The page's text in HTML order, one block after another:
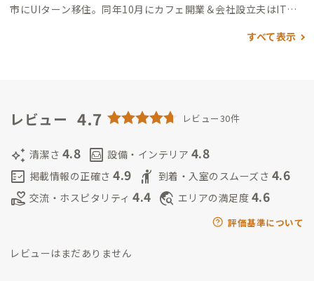
市にUIターン移住。 同年10月にカフェ開業＆会社設立夫はITを
分散型ホテルを目指し、空き家開拓
すべて表示
レビュー 4.7 レビュー30件
auto_awesome 清潔さ 4.8 living 設備・インテリア 4.8
fact_check 掲載情報の正確さ 4.9 hail 到着・入室のスムーズさ 4.6
volunteer_activism 交流・ホスピタリティ 4.4 travel_explore エリアの満足度 4.6
評価基準について
レビューはまだありません